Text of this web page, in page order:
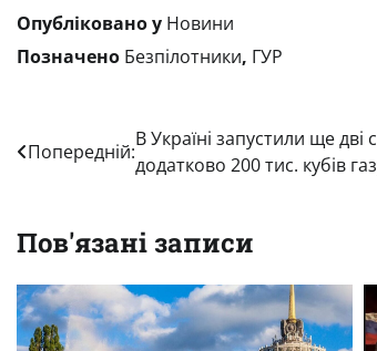
Опубліковано у Новини
Позначено Безпілотники, ГУР
Навігація
Попередній:
В Україні запустили ще дві
додатково 200 тис. кубів
Пов'язані записи